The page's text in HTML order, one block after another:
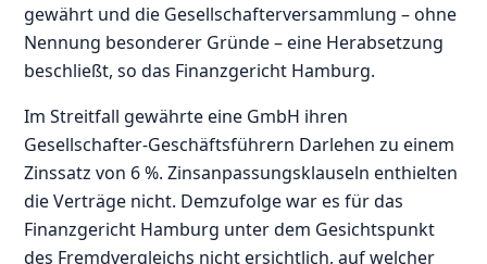
gewährt und die Gesellschafterversammlung – ohne
Nennung besonderer Gründe – eine Herabsetzung
beschließt, so das Finanzgericht Hamburg.
Im Streitfall gewährte eine GmbH ihren
Gesellschafter-Geschäftsführern Darlehen zu einem
Zinssatz von 6 %. Zinsanpassungsklauseln enthielten
die Verträge nicht. Demzufolge war es für das
Finanzgericht Hamburg unter dem Gesichtspunkt
des Fremdvergleichs nicht ersichtlich, auf welcher